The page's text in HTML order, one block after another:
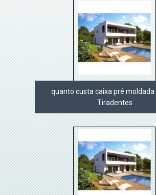
quanto custa caixa pré moldada
Tiradentes